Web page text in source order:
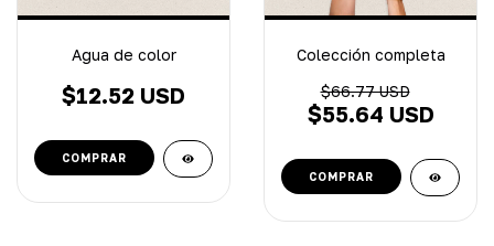
Agua de color
$12.52 USD
Colección completa
$66.77 USD
$55.64 USD